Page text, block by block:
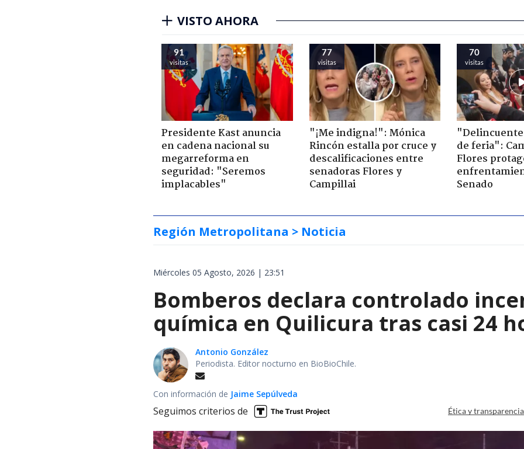
VISTO AHORA
91
visitas
Presidente Kast anuncia
en cadena nacional su
megarreforma en
seguridad: "Seremos
implacables"
77
visitas
"¡Me indigna!": Mónica
Rincón estalla por cruce y
descalificaciones entre
senadoras Flores y
Campillai
70
visitas
de feria":
Flores
Senado
Región Metropolitana > Noticia
Miércoles 05 Agosto, 2026 | 23:51
Bomberos declara controlado
química en Quilicura tras casi 24
Antonio González
Periodista. Editor nocturno en BioBioChile.
Con información de Jaime Sepúlveda
Seguimos criterios de Ética y